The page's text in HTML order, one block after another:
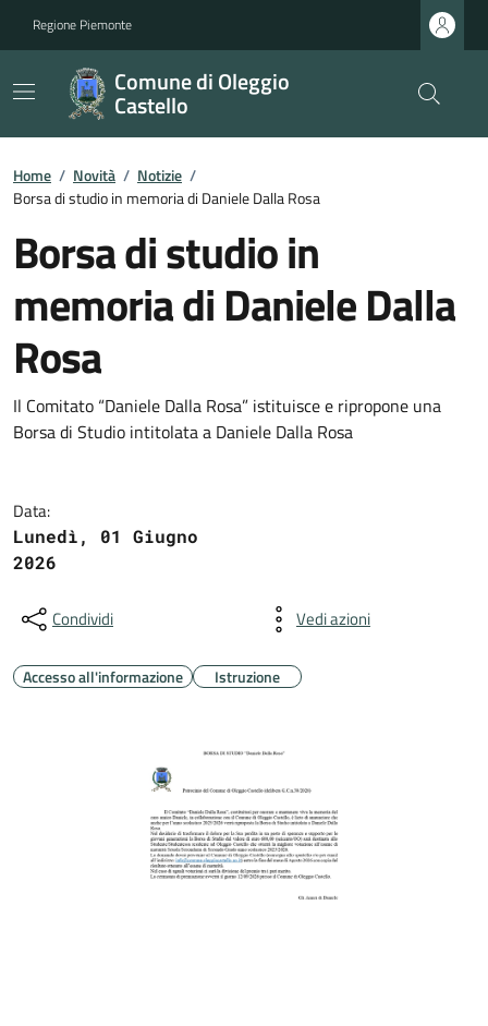
Regione Piemonte
Comune di Oleggio
Castello
Home / Novità / Notizie /
Borsa di studio in memoria di Daniele Dalla Rosa
Borsa di studio in
memoria di Daniele Dalla
Rosa
Il Comitato “Daniele Dalla Rosa” istituisce e ripropone una
Borsa di Studio intitolata a Daniele Dalla Rosa
Data:
Lunedì, 01 Giugno
2026
Condividi Vedi azioni
Accesso all'informazione Istruzione